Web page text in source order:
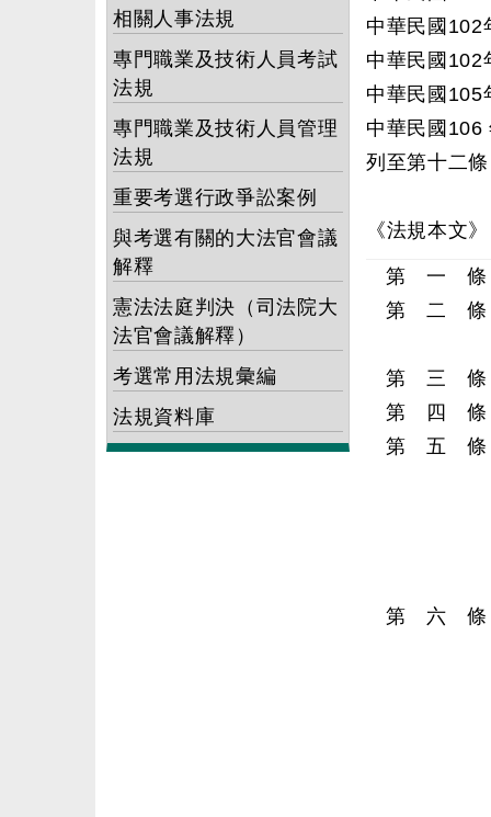
相關人事法規
專門職業及技術人員考試
法規
專門職業及技術人員管理
法規
重要考選行政爭訟案例
與考選有關的大法官會議
解釋
憲法法庭判決（司法院大
法官會議解釋）
考選常用法規彙編
法規資料庫
中華民國102
中華民國102
中華民國105
中華民國106
列至第十二條
《法規本文》
第 一 條
第 二 條
第 三 條
第 四 條
第 五 條
第 六 條